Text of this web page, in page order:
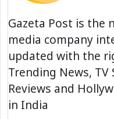
Gazeta Post is the
media company
updated with the
Trending News, TV
Reviews and
in India